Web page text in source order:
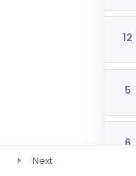
12
5
6
Next